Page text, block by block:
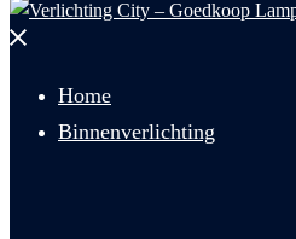
Menu
Home
Binnenverlichting